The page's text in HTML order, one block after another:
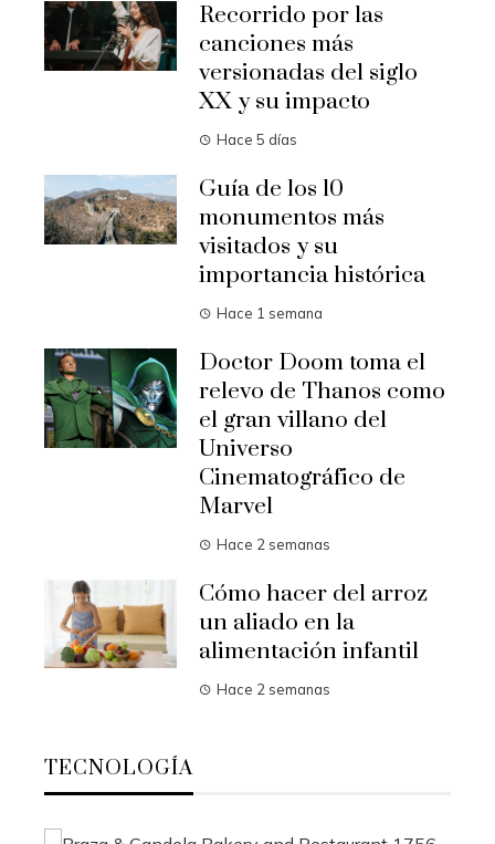
Recorrido por las
canciones más
versionadas del siglo
XX y su impacto
Hace 5 días
Guía de los 10
monumentos más
visitados y su
importancia histórica
Hace 1 semana
Doctor Doom toma el
relevo de Thanos como
el gran villano del
Universo
Cinematográfico de
Marvel
Hace 2 semanas
Cómo hacer del arroz
un aliado en la
alimentación infantil
Hace 2 semanas
TECNOLOGÍA